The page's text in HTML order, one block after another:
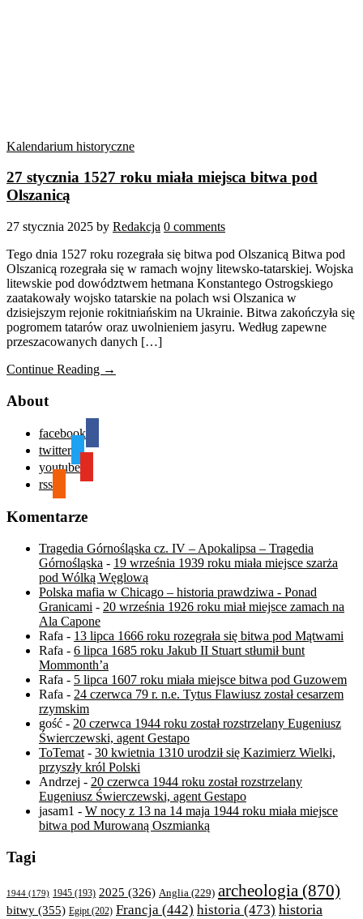
Kalendarium historyczne
27 stycznia 1527 roku miała miejsca bitwa pod
Olszanicą
27 stycznia 2025 by Redakcja 0 comments
Tego dnia 1527 roku rozegrała się bitwa pod Olszanicą Bitwa pod
Olszanicą rozegrała się w ramach wojny litewsko-tatarskiej. Wojska
litewskie pod dowództwem hetmana Konstantego Ostrogskiego
zaatakowały wojsko tatarskie na polach wsi Olszanica w
dzisiejszym rejonie rokitniańskim na Ukrainie. Bitwa zakończyła się
pogromem tatarów oraz uwolnieniem jasyru. Według zapewne
przeszacowanych danych […]
Continue Reading →
About
facebook
twitter
youtube
rss
Komentarze
Tragedia Górnośląska cz. IV – Apokalipsa – Tragedia
Górnośląska - 19 września 1939 roku miała miejsce szarża
pod Wólką Węglową
Polska mafia w Chicago – historia prawdziwa - Ponad
Granicami - 20 września 1926 roku miał miejsce zamach na
Ala Capone
Rafa - 13 lipca 1666 roku rozegrała się bitwa pod Mątwami
Rafa - 6 lipca 1685 roku Jakub II Stuart stłumił bunt
Mommonth’a
Rafa - 5 lipca 1607 roku miała miejsce bitwa pod Guzowem
Rafa - 24 czerwca 79 r. n.e. Tytus Flawiusz został cesarzem
rzymskim
gość - 20 czerwca 1944 roku został rozstrzelany Eugeniusz
Świerczewski, agent Gestapo
ToTemat - 30 kwietnia 1310 urodził się Kazimierz Wielki,
przyszły król Polski
Andrzej - 20 czerwca 1944 roku został rozstrzelany
Eugeniusz Świerczewski, agent Gestapo
jasam1 - W nocy z 13 na 14 maja 1944 roku miała miejsce
bitwa pod Murowaną Oszmianką
Tagi
1944 (179) 1945 (193) 2025 (326) Anglia (229) archeologia (870)
bitwy (355) Egipt(202) Francja (442) historia (473) historia